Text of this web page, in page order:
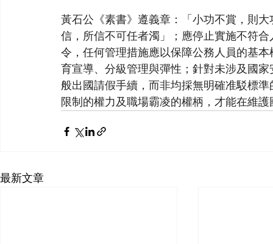
黃石公《素書》遵義章：「小功不賞，則
信，所信不可任者濁」；應停止實施不符
令，任何管理措施應以保障公務人員的基
育宣導、分級管理與彈性；針對未涉及國
般出國請假手續，而非均採無明確准駁標
限制的權力及職場霸凌的權柄，才能在維
最新文章